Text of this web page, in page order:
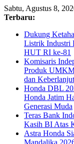
Sabtu, Agustus 8,
Terbaru:
Dukung
Listrik Industri
HUT RI ke-81
Komisaris
Produk UMKM
dan
Honda DBL
Honda Jatim
Generasi Muda
Teras Bank
Kasih BI Atas
Astra Honda
Mandalika